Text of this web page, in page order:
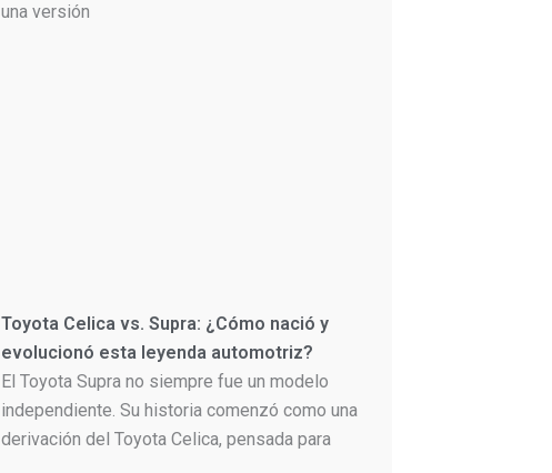
una versión
Toyota Celica vs. Supra: ¿Cómo nació y
evolucionó esta leyenda automotriz?
El Toyota Supra no siempre fue un modelo
independiente. Su historia comenzó como una
derivación del Toyota Celica, pensada para